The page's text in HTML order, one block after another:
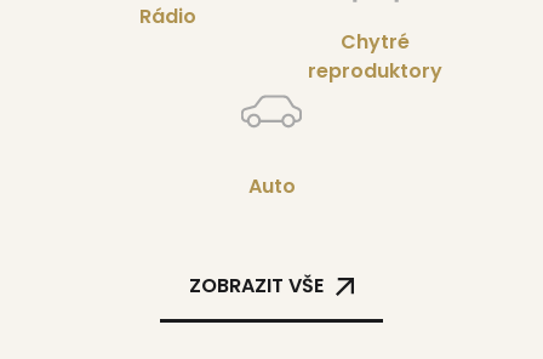
Rádio
Chytré
reproduktory
Auto
ZOBRAZIT VŠE